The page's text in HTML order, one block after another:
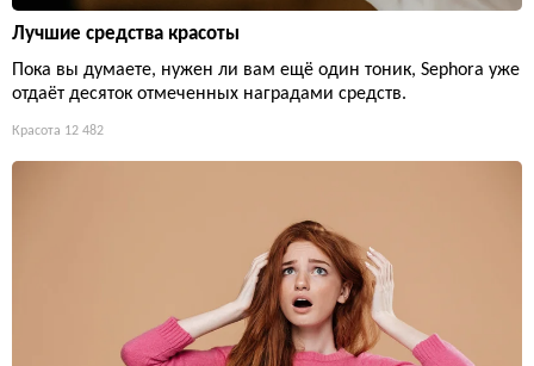
Лучшие средства красоты
Пока вы думаете, нужен ли вам ещё один тоник, Sephora уже
отдаёт десяток отмеченных наградами средств.
Красота 12 482